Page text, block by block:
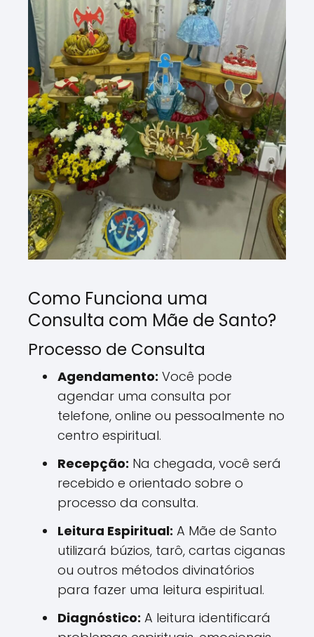
Como Funciona uma
Consulta com Mãe de Santo?
Processo de Consulta
Agendamento: Você pode
agendar uma consulta por
telefone, online ou pessoalmente no
centro espiritual.
Recepção: Na chegada, você será
recebido e orientado sobre o
processo da consulta.
Leitura Espiritual: A Mãe de Santo
utilizará búzios, tarô, cartas ciganas
ou outros métodos divinatórios
para fazer uma leitura espiritual.
Diagnóstico: A leitura identificará